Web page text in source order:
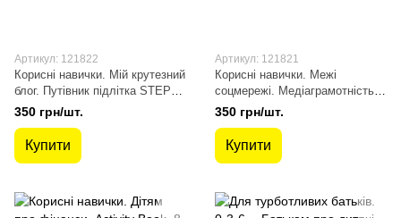
Артикул: 121822
Корисні навички. Мій крутезний
блог. Путівник підлітка STEP
by STEP - 4MAMAS КНН021
(121822)
350 грн/шт.
Купити
Артикул: 121821
Корисні навички. Межі
соцмережі. Медіаграмотність
для дітей - 4MAMAS КНН035
(121821)
350 грн/шт.
Купити